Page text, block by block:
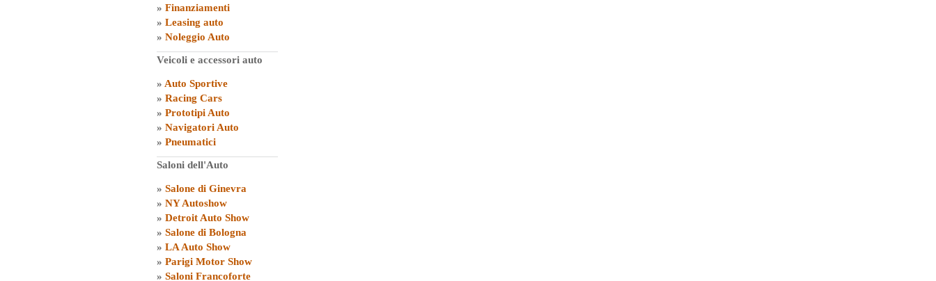
» Finanziamenti
» Leasing auto
» Noleggio Auto
Veicoli e accessori auto
» Auto Sportive
» Racing Cars
» Prototipi Auto
» Navigatori Auto
» Pneumatici
Saloni dell'Auto
» Salone di Ginevra
» NY Autoshow
» Detroit Auto Show
» Salone di Bologna
» LA Auto Show
» Parigi Motor Show
» Saloni Francoforte